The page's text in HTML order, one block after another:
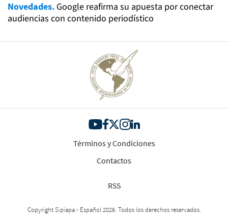
Novedades. Google reafirma su apuesta por conectar
audiencias con contenido periodístico
Términos y Condiciones
Contactos
RSS
Copyright Sipiapa - Español 2026. Todos los derechos reservados.